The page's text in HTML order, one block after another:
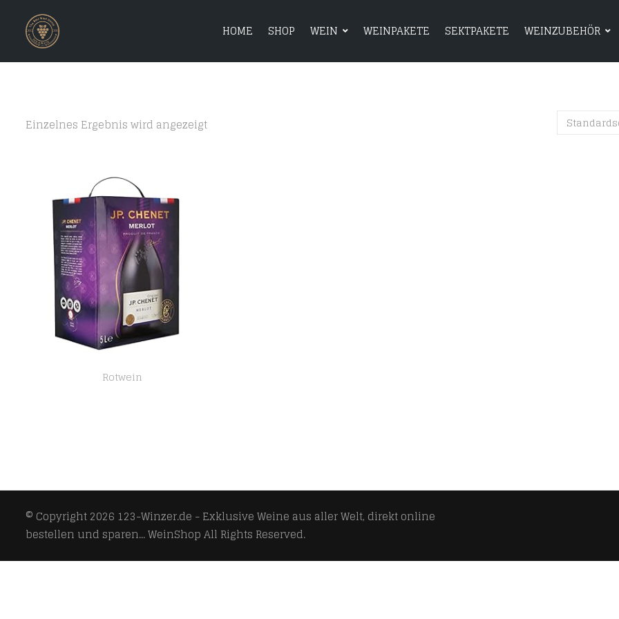
HOME SHOP WEIN WEINPAKETE SEKTPAKETE WEINZUBEHÖR
HOME SHOP WEIN WEINPAKETE
Einzelnes Ergebnis wird angezeigt
Rotwein
© Copyright 2026 123-Winzer.de - Exklusive Weine aus aller Welt, direkt online
bestellen und sparen... WeinShopAll Rights Reserved.